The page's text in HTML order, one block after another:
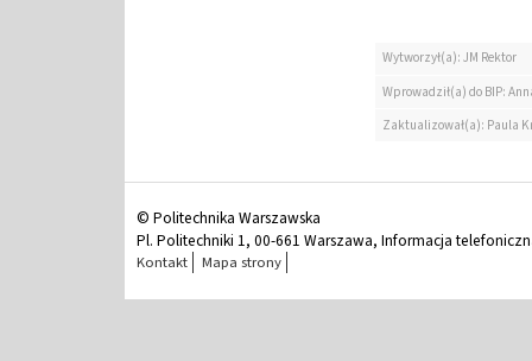
Wytworzył(a): JM Rektor
Wprowadził(a) do BIP:
Zaktualizował(a): Paula
© Politechnika Warszawska
Pl. Politechniki 1, 00-661 Warszawa, Informacja
Kontakt Mapa strony